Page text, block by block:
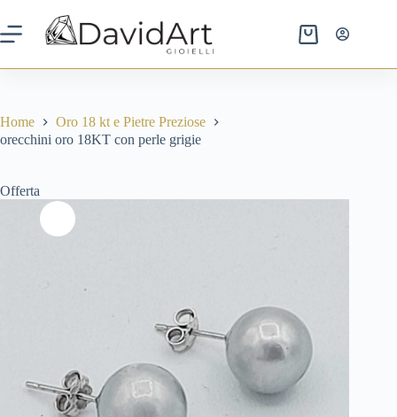
al
contenuto
originale
era:
500,00 €.
attuale
190,00 €.
Carrello
Home
Oro 18 kt e Pietre Preziose
orecchini oro 18KT con perle grigie
Offerta